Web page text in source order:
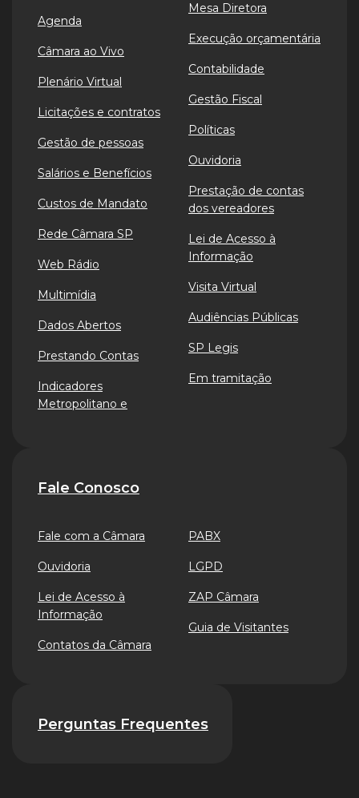
Agenda
Câmara ao Vivo
Plenário Virtual
Licitações e contratos
Gestão de pessoas
Salários e Benefícios
Custos de Mandato
Rede Câmara SP
Web Rádio
Multimídia
Dados Abertos
Prestando Contas
Indicadores
Metropolitano e
Mesa Diretora
Execução orçamentária
Contabilidade
Gestão Fiscal
Políticas
Ouvidoria
Prestação de contas
dos vereadores
Lei de Acesso à
Informação
Visita Virtual
Audiências Públicas
SP Legis
Em tramitação
Fale Conosco
Fale com a Câmara
Ouvidoria
Lei de Acesso à
Informação
Contatos da Câmara
PABX
LGPD
ZAP Câmara
Guia de Visitantes
Perguntas Frequentes